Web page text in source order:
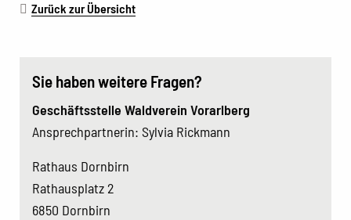
Zurück zur Übersicht
Sie haben weitere Fragen?
Geschäftsstelle Waldverein Vorarlberg
Ansprechpartnerin: Sylvia Rickmann
Rathaus Dornbirn
Rathausplatz 2
6850 Dornbirn